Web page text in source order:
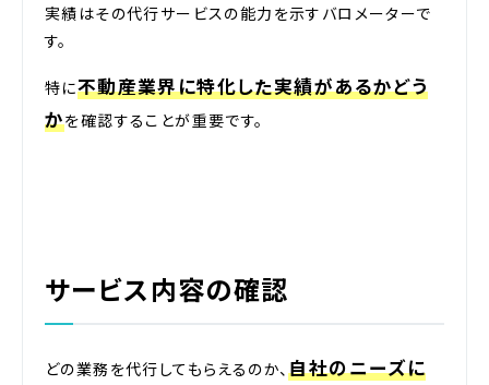
実績はその代行サービスの能力を示すバロメーターで
す。
特に不動産業界に特化した実績があるかどう
かを確認することが重要です。
サービス内容の確認
どの業務を代行してもらえるのか、自社のニーズに